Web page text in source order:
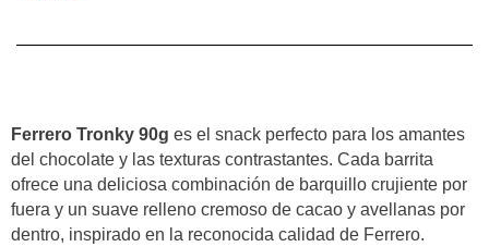
Ferrero Tronky 90g es el snack perfecto para los amantes
del chocolate y las texturas contrastantes. Cada barrita
ofrece una deliciosa combinación de barquillo crujiente por
fuera y un suave relleno cremoso de cacao y avellanas por
dentro, inspirado en la reconocida calidad de Ferrero.